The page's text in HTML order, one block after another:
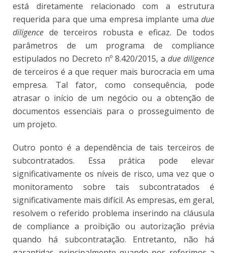
está diretamente relacionado com a estrutura
requerida para que uma empresa implante uma due
diligence de terceiros robusta e eficaz. De todos
parâmetros de um programa de compliance
estipulados no Decreto nº 8.420/2015, a due diligence
de terceiros é a que requer mais burocracia em uma
empresa. Tal fator, como consequência, pode
atrasar o início de um negócio ou a obtenção de
documentos essenciais para o prosseguimento de
um projeto.
Outro ponto é a dependência de tais terceiros de
subcontratados. Essa prática pode elevar
significativamente os níveis de risco, uma vez que o
monitoramento sobre tais subcontratados é
significativamente mais difícil. As empresas, em geral,
resolvem o referido problema inserindo na cláusula
de compliance a proibição ou autorização prévia
quando há subcontratação. Entretanto, não há